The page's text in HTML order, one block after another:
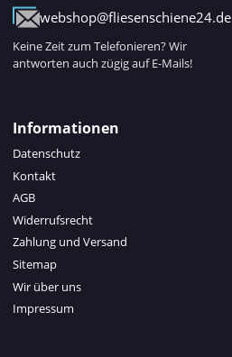
webshop@fliesenschiene24.de
Keine Zeit zum Telefonieren? Wir
antworten auch zügig auf E-Mails!
Informationen
Datenschutz
Kontakt
AGB
Widerrufsrecht
Zahlung und Versand
Sitemap
Wir über uns
Impressum